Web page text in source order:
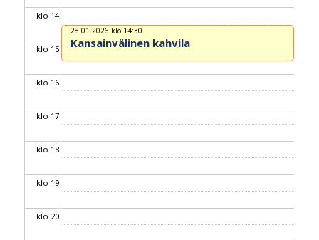
klo 14
klo 15
klo 16
klo 17
klo 18
klo 19
klo 20
28.01.2026 klo 14:30
Kansainvälinen kahvila